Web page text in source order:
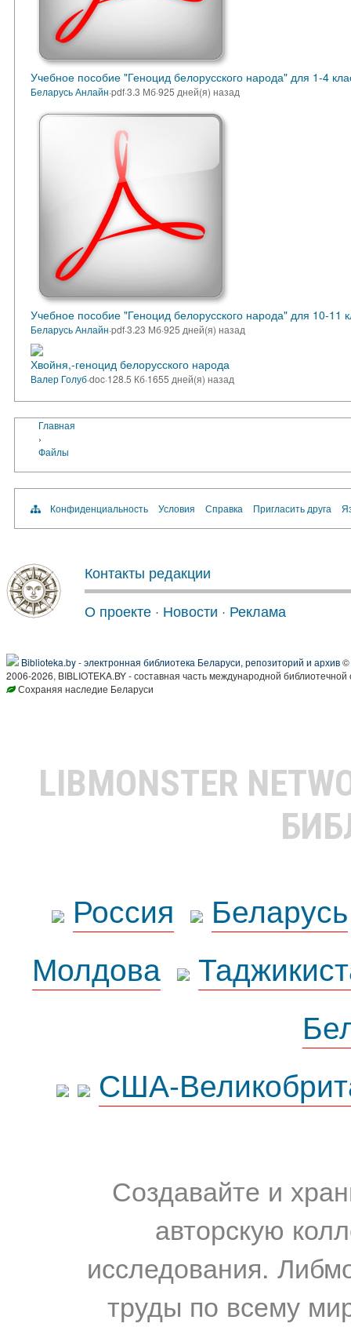
Учебное пособие "Геноцид белорусского народа" для 1-4
Беларусь Анлайн·pdf·3.3 Мб·925 дней(я) назад
Учебное пособие "Геноцид белорусского народа" для 10-11
Беларусь Анлайн·pdf·3.23 Мб·925 дней(я) назад
Хвойня,-геноцид белорусского народа
Валер Голуб·doc·128.5 Кб·1655 дней(я) назад
Главная
›
Файлы
Конфиденциальность Условия Справка Пригласить друга
Контакты редакции
О проекте · Новости · Реклама
Biblioteka.by - электронная библиотека Беларуси, репозиторий и архив©
2006-2026, BIBLIOTEKA.BY - составная часть международной
Сохраняя наследие Беларуси
LIBMONSTER
Россия
Беларусь
Молдова
США-
Создавайте и
авторскую
исследования.
труды по всему